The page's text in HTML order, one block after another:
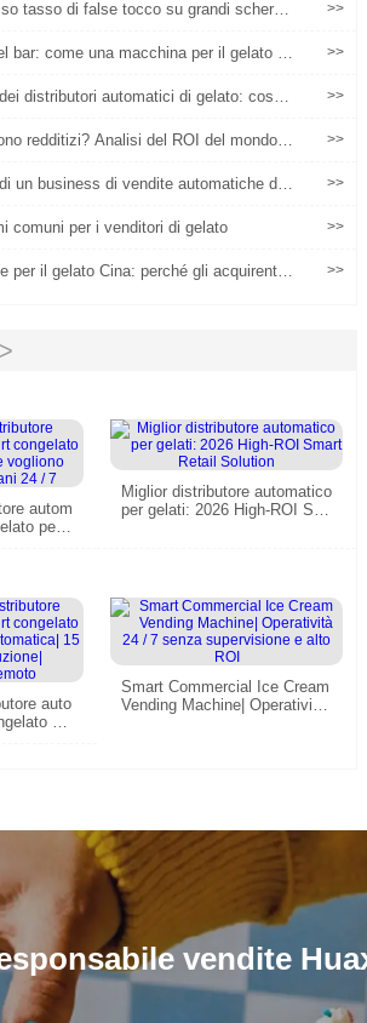
tasso di false tocco su grandi schermi
>>
bar: come una macchina per il gelato co
>>
distributori automatici di gelato: cosa
>>
redditizi? Analisi del ROI del mondo r
>>
un business di vendite automatiche di g
>>
comuni per i venditori di gelato >>
per il gelato Cina: perché gli acquirenti g
>>
autom
per
Miglior distributore automatico
per gelati: 2026 High-ROI Sm
auto
co
Smart Commercial Ice Cream
Vending Machine| Operatività
vendite